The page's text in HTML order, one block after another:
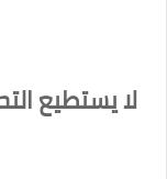
لا يستطيع